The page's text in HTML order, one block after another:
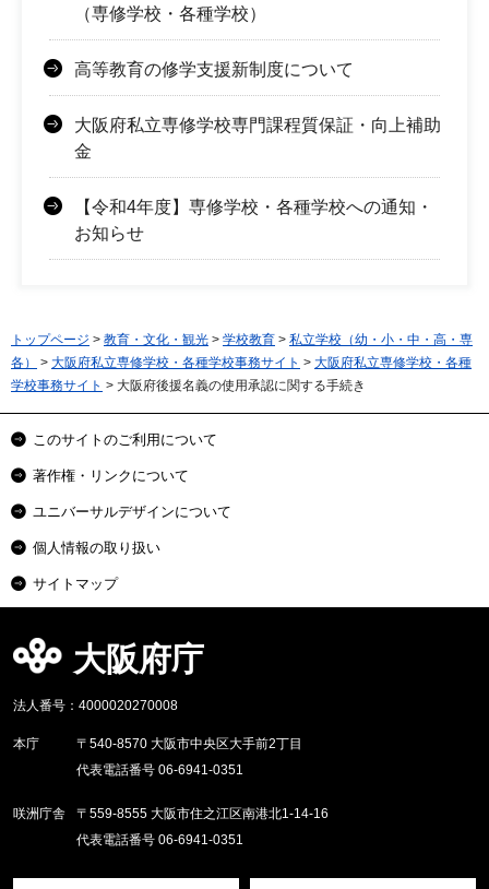
（専修学校・各種学校）
高等教育の修学支援新制度について
大阪府私立専修学校専門課程質保証・向上補助
金
【令和4年度】専修学校・各種学校への通知・
お知らせ
トップページ > 教育・文化・観光 > 学校教育 > 私立学校（幼・小・中・高・専
各）
> 大阪府私立専修学校・各種学校事務サイト > 大阪府私立専修学校・各種
学校事務サイト > 大阪府後援名義の使用承認に関する手続き
このサイトのご利用について
著作権・リンクについて
ユニバーサルデザインについて
個人情報の取り扱い
サイトマップ
大阪府庁
法人番号：4000020270008
本庁
〒540-8570 大阪市中央区大手前2丁目
代表電話番号 06-6941-0351
咲洲庁舎
〒559-8555 大阪市住之江区南港北1-14-16
代表電話番号 06-6941-0351